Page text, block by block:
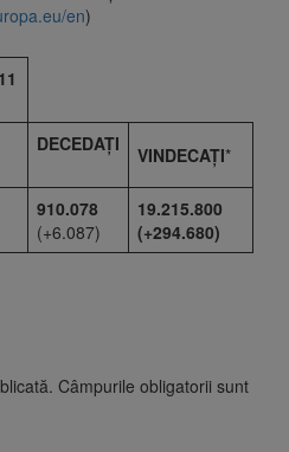
en)
DECEDAȚI VINDECAȚI*
910.078
(+6.087)
19.215.800
(+294.680)
Câmpurile obligatorii sunt